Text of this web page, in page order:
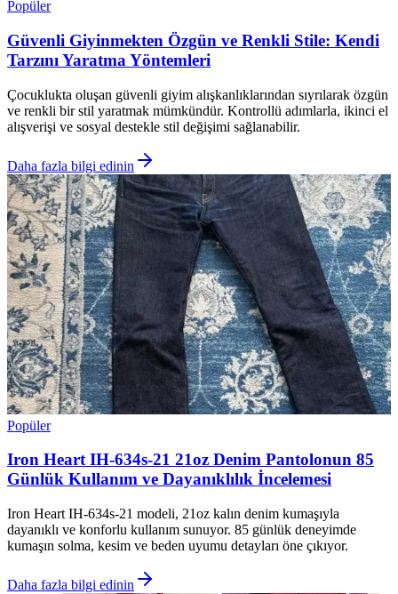
Popüler
Güvenli Giyinmekten Özgün ve Renkli Stile: Kendi
Tarzını Yaratma Yöntemleri
Çocuklukta oluşan güvenli giyim alışkanlıklarından sıyrılarak özgün
ve renkli bir stil yaratmak mümkündür. Kontrollü adımlarla, ikinci el
alışverişi ve sosyal destekle stil değişimi sağlanabilir.
Daha fazla bilgi edinin
Popüler
Iron Heart IH-634s-21 21oz Denim Pantolonun 85
Günlük Kullanım ve Dayanıklılık İncelemesi
Iron Heart IH-634s-21 modeli, 21oz kalın denim kumaşıyla
dayanıklı ve konforlu kullanım sunuyor. 85 günlük deneyimde
kumaşın solma, kesim ve beden uyumu detayları öne çıkıyor.
Daha fazla bilgi edinin